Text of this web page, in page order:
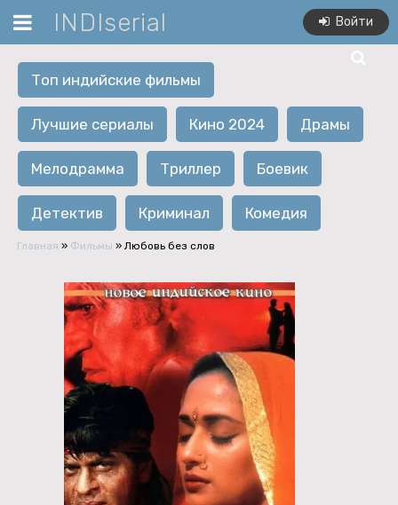
INDIserial Войти
Топ индийские фильмы
Лучшие сериалы Кино 2024 Драмы
Мелодрамма Триллер Боевик
Детектив Криминал Комедия
Главная » Фильмы » Любовь без слов